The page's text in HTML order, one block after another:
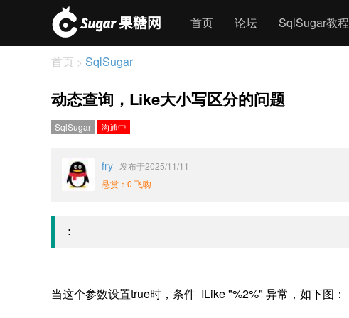
首页 论坛 SqlSugar教程
首页 > SqlSugar
动态查询，Like大小写区分的问题
SqlSugar 沟通中
fry 发布于2025/11/11
悬赏：0 飞吻
:
当这个参数设置true时，条件 ILike "%2%" 异常，如下图：